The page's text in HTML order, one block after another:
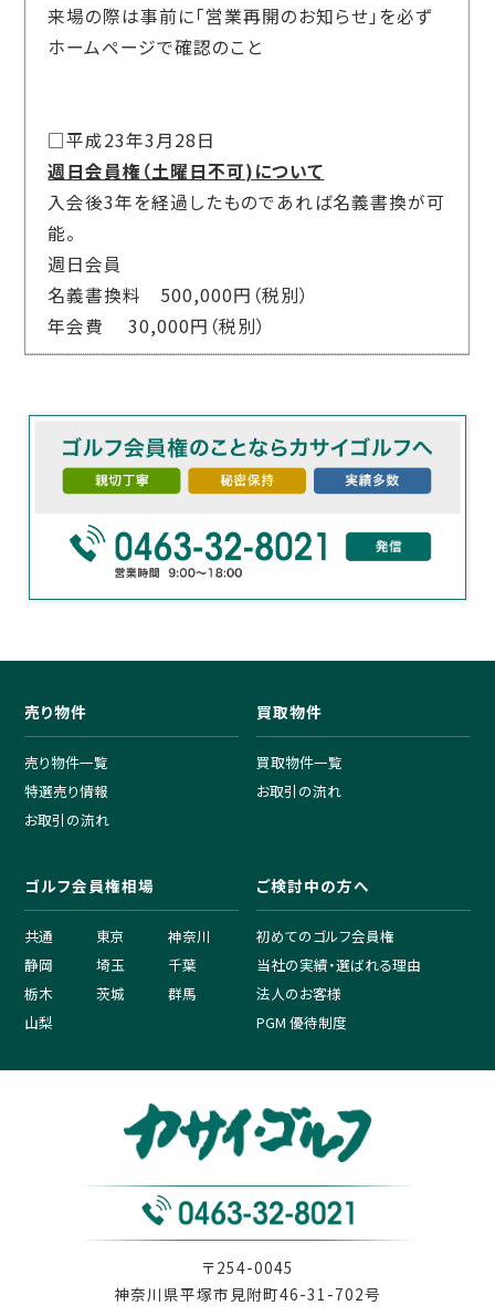
来場の際は事前に「営業再開のお知らせ」を必ず
ホームページで確認のこと
□平成23年3月28日
週日会員権（土曜日不可)について
入会後3年を経過したものであれば名義書換が可
能。
週日会員
名義書換料 500,000円（税別）
年会費 30,000円（税別）
売り物件
売り物件一覧
特選売り情報
お取引の流れ
買取物件
買取物件一覧
お取引の流れ
ゴルフ会員権相場
共通 東京
神奈川
静岡
埼玉
千葉
栃木
茨城
群馬
山梨
ご検討中の方へ
初めてのゴルフ会員権
当社の実績・選ばれる理由
法人のお客様
PGM 優待制度
〒254-0045
神奈川県平塚市見附町46-31-702号